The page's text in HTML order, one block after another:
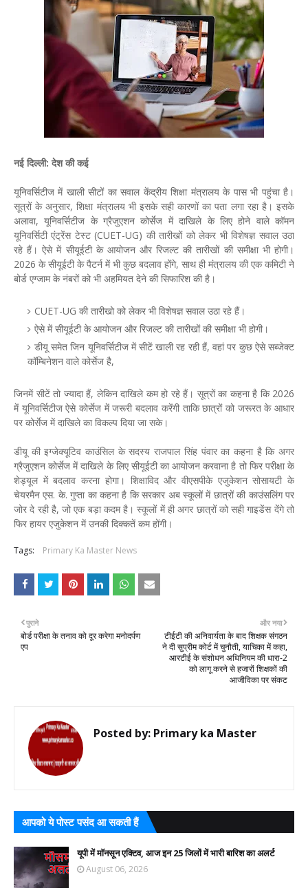
नई दिल्ली: देश की कई
यूनिवर्सिटीज में खाली सीटों का सवाल केंद्रीय शिक्षा मंत्रालय के पास भी पहुंचा है।
सूत्रों के अनुसार, शिक्षा मंत्रालय भी इसके सही कारणों का पता लगा रहा है। इसके
अलावा, यूनिवर्सिटीज के ग्रैजुएशन कोर्सेज में दाखिले के लिए होने वाले कॉमन
यूनिवर्सिटी एंट्रेंस टेस्ट (CUET-UG) की तारीखों को लेकर भी विशेषज्ञ सवाल उठा
रहे हैं। ऐसे में सीयूईटी के आयोजन और रिजल्ट की तारीखों की समीक्षा भी होगी।
2026 के सीयूईटी के पैटर्न में भी कुछ बदलाव होंगे, साथ ही मंत्रालय की एक कमिटी ने
बोर्ड एग्जाम के नंबरों को भी अहमियत देने की सिफारिश की है।
CUET-UG की तारीखो को लेकर भी विशेषज्ञ सवाल उठा रहे हैं।
ऐसे में सीयूईटी के आयोजन और रिजल्ट की तारीखों की समीक्षा भी होगी।
डीयू समेत जिन यूनिवर्सिटीज में सीटें खाली रह रही हैं, वहां पर कुछ ऐसे सब्जेक्ट
कॉम्बिनेशन वाले कोर्सेज है,
जिनमें सीटें तो ज्यादा हैं, लेकिन दाखिले कम हो रहे हैं। सूत्रों का कहना है कि 2026
में यूनिवर्सिटीज ऐसे कोर्सेज में जरूरी बदलाव करेंगी ताकि छात्रों को जरूरत के आधार
पर कोर्सेज में दाखिले का विकल्प दिया जा सके।
डीयू की इग्जेक्यूटिव काउंसिल के सदस्य राजपाल सिंह पंवार का कहना है कि अगर
ग्रैजुएशन कोर्सेज में दाखिले के लिए सीयूईटी का आयोजन करवाना है तो फिर परीक्षा के
शेड्यूल में बदलाव करना होगा। शिक्षाविद और वीएसपीके एजुकेशन सोसायटी के
चेयरमैन एस. के. गुप्ता का कहना है कि सरकार अब स्कूलों में छात्रों की काउंसलिंग पर
जोर दे रही है, जो एक बड़ा कदम है। स्कूलों में ही अगर छात्रों को सही गाइडेंस देंगे तो
फिर हायर एजुकेशन में उनकी दिक्कतें कम होंगी।
Tags: Primary Ka Master News
और नया
टीईटी की अनिवार्यता के बाद शिक्षक संगठन
ने दी सुप्रीम कोर्ट में चुनौती, याचिका में कहा,
आरटीई के संशोधन अधिनियम की धारा-2
को लागू करने से हजारों शिक्षकों की
आजीविका पर संकट
पुराने
बोर्ड परीक्षा के तनाव को दूर करेगा मनोदर्पण
एप
Posted by: Primary ka Master
आपको ये पोस्ट पसंद आ सकती हैं
यूपी में मॉनसून एक्टिव, आज इन 25 जिलों में भारी बारिश का अलर्ट
August 06, 2026